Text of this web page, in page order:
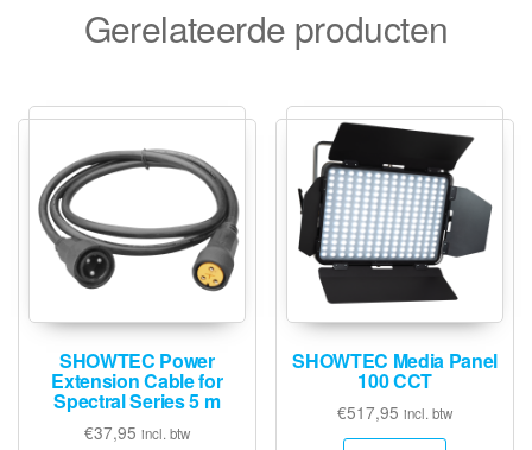
Gerelateerde producten
SHOWTEC Power
Extension Cable for
Spectral Series 5 m
€37,95 incl. btw
SHOWTEC Media Panel
100 CCT
€517,95 incl. btw